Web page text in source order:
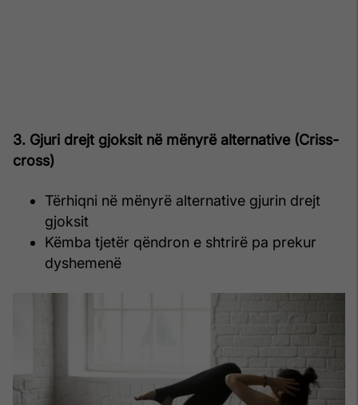
3. Gjuri drejt gjoksit në mënyrë alternative (Criss-
cross)
Tërhiqni në mënyrë alternative gjurin drejt
gjoksit
Këmba tjetër qëndron e shtrirë pa prekur
dyshemenë